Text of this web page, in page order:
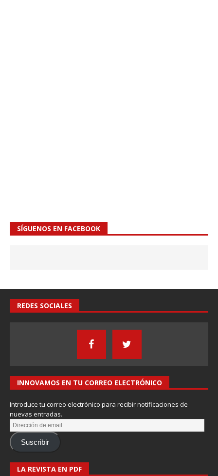
SÍGUENOS EN FACEBOOK
REDES SOCIALES
INNOVAMOS EN TU CORREO ELECTRÓNICO
Introduce tu correo electrónico para recibir notificaciones de
nuevas entradas.
Suscribir
LA REVISTA EN PDF